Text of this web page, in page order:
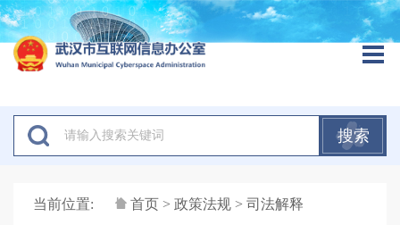
搜索
当前位置: 首页 > 政策法规 > 司法解释